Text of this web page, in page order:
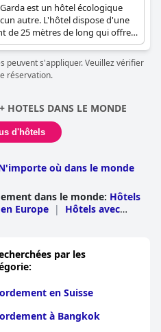
est un hôtel écologique
autre. L'hôtel dispose d'une
de 25 mètres de long qui offre
sur la mer d'un bleu
souffle, la piscine à
de couloirs de nage, de
maintenir leur routine
peuvent s'appliquer. Veuillez vérifier
réservation.
HOTELS DANS LE MONDE
d'hôtels
où dans le monde
dans le monde: Hôtels
Europe |
Hôtels avec
| Hôtels avec piscine à
Sud
| Hôtels avec piscine à
par les
en Suisse
à Bangkok